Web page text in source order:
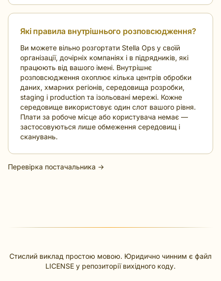
Які правила внутрішнього розповсюдження?
Ви можете вільно розгортати Stella Ops у своїй
організації, дочірніх компаніях і в підрядників, які
працюють від вашого імені. Внутрішнє
розповсюдження охоплює кілька центрів обробки
даних, хмарних регіонів, середовища розробки,
staging і production та ізольовані мережі. Кожне
середовище використовує один слот вашого рівня.
Плати за робоче місце або користувача немає —
застосовуються лише обмеження середовищ і
сканувань.
Перевірка постачальника →
Стислий виклад простою мовою. Юридично чинним є файл
LICENSE у репозиторії вихідного коду.